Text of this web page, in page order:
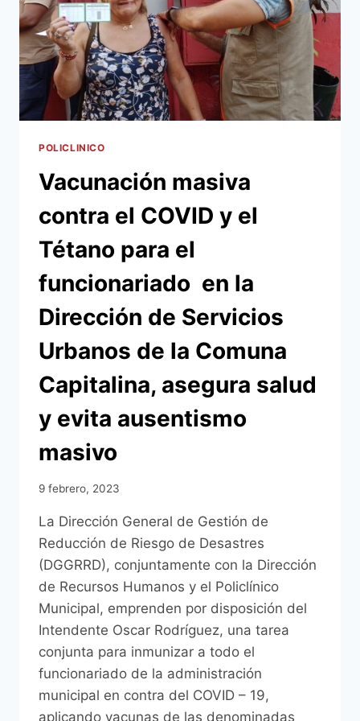
POLICLINICO
Vacunación masiva
contra el COVID y el
Tétano para el
funcionariado en la
Dirección de Servicios
Urbanos de la Comuna
Capitalina, asegura salud
y evita ausentismo
masivo
9 febrero, 2023
La Dirección General de Gestión de
Reducción de Riesgo de Desastres
(DGGRRD), conjuntamente con la Dirección
de Recursos Humanos y el Policlínico
Municipal, emprenden por disposición del
Intendente Oscar Rodríguez, una tarea
conjunta para inmunizar a todo el
funcionariado de la administración
municipal en contra del COVID – 19,
aplicando vacunas de las denominadas